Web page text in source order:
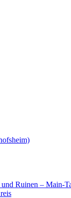
Ruinen – Main-